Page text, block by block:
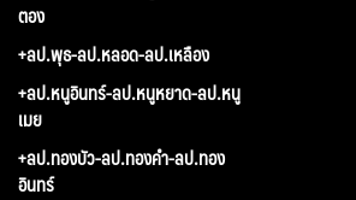
ตอง
+ลป.พุธ-ลป.หลอด-ลป.เหลือง
+ลป.หนูอินทร์-ลป.หนูหยาด-ลป.หนู
เมย
+ลป.ทองบัว-ลป.ทองคำ-ลป.ทอง
อินทร์